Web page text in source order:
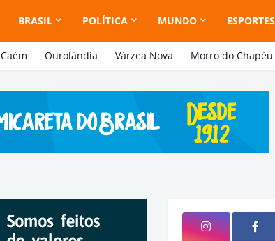
BRASIL POLÍTICA MUNDO ESPORTES
Caém Ourolândia Várzea Nova Morro do Chapéu